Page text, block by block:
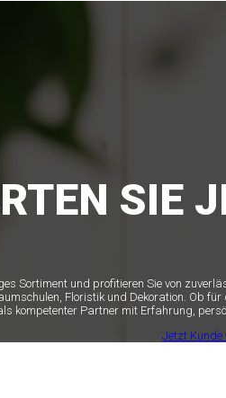
SIE
Sortiment und profitieren Sie von
Floristik und Dekoration. Ob
kompetenter Partner mit Erfahrung,
Jetzt Kunde